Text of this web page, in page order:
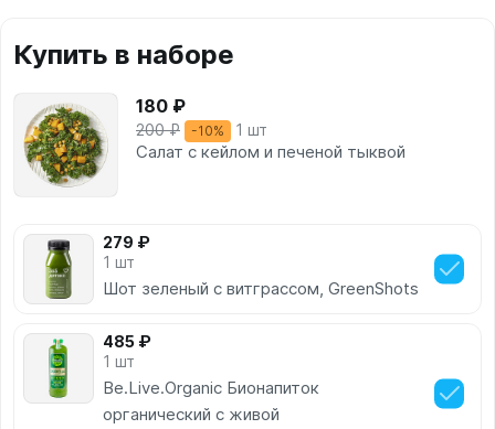
Купить в наборе
180 ₽
200 ₽ -10% 1 шт
Салат с кейлом и печеной тыквой
279 ₽
1 шт
Шот зеленый с витграссом, GreenShots
485 ₽
1 шт
Be.Live.Organic Бионапиток
органический с живой